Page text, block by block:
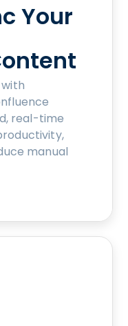
Your
real-time
manual